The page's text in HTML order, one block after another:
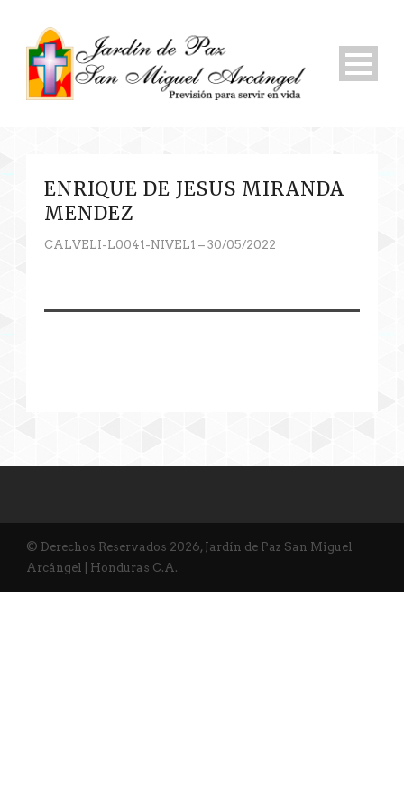
ENRIQUE DE JESUS MIRANDA
MENDEZ
CALVELI-L0041-NIVEL1 – 30/05/2022
© Derechos Reservados 2026, Jardín de Paz San Miguel
Arcángel | Honduras C.A.